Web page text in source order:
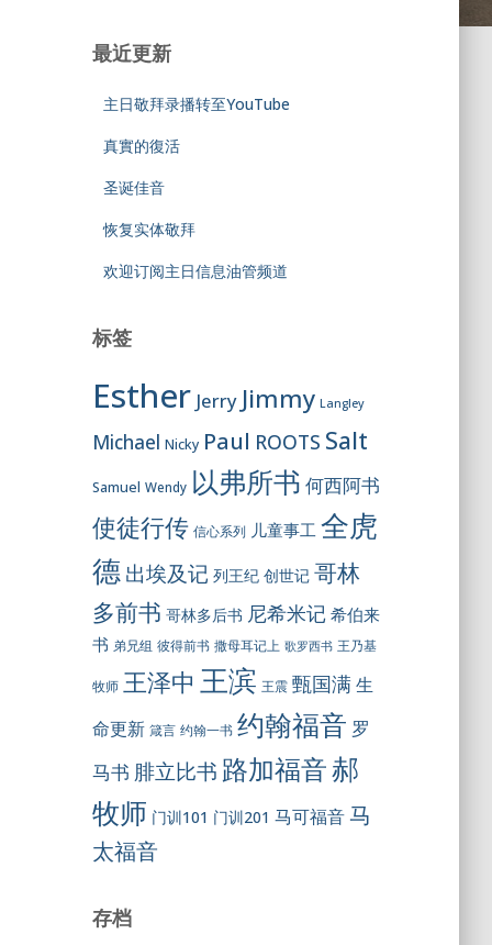
最近更新
主日敬拜录播转至YouTube
真實的復活
圣诞佳音
恢复实体敬拜
欢迎订阅主日信息油管频道
标签
Esther Jerry Jimmy Langley
Michael Nicky Paul ROOTS Salt
Samuel Wendy 以弗所书 何西阿书
使徒行传 信心系列 儿童事工 全虎
德 出埃及记 列王纪 创世记 哥林
多前书 哥林多后书 尼希米记 希伯来
书 弟兄组 彼得前书 撒母耳记上 歌罗西书 王乃基
牧师 王泽中 王滨 王震 甄国满 生
命更新 箴言 约翰一书 约翰福音 罗
马书 腓立比书 路加福音郝
牧师 门训101 门训201 马可福音 马
太福音
存档